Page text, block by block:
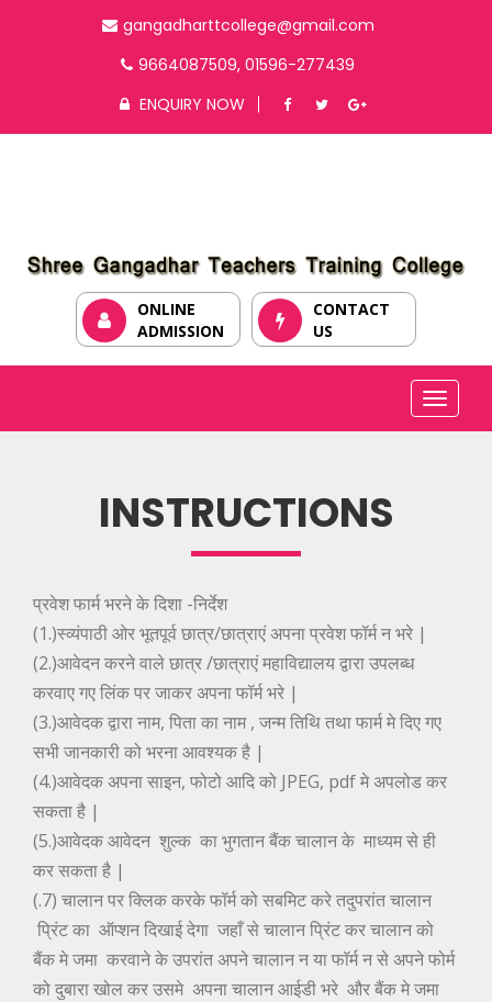
gangadharttcollege@gmail.com
9664087509, 01596-277439
ENQUIRY NOW
ONLINE
ADMISSION
CONTACT
US
INSTRUCTIONS
प्रवेश फार्म भरने के दिशा -निर्देश
(1.)स्व्यंपाठी ओर भूतपूर्व छात्र/छात्राएं अपना प्रवेश फॉर्म न भरे |
(2.)आवेदन करने वाले छात्र /छात्राएं महाविद्यालय द्वारा उपलब्ध
करवाए गए लिंक पर जाकर अपना फॉर्म भरे |
(3.)आवेदक द्वारा नाम, पिता का नाम , जन्म तिथि तथा फार्म मे दिए गए
सभी जानकारी को भरना आवश्यक है |
(4.)आवेदक अपना साइन, फोटो आदि को JPEG, pdf मे अपलोड कर
सकता है |
(5.)आवेदक आवेदन शुल्क का भुगतान बैंक चालान के माध्यम से ही
कर सकता है |
(.7) चालान पर क्लिक करके फॉर्म को सबमिट करे तदुपरांत चालान
प्रिंट का ऑप्शन दिखाई देगा जहाँ से चालान प्रिंट कर चालान को
बैंक मे जमा करवाने के उपरांत अपने चालान न या फॉर्म न से अपने फोर्म
को दुबारा खोल कर उसमे अपना चालान आईडी भरे और बैंक मे जमा